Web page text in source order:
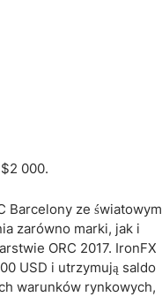
000.
Barcelony ze światowym
zarówno marki, jak i
ORC 2017. IronFX
USD i utrzymują saldo
warunków rynkowych,